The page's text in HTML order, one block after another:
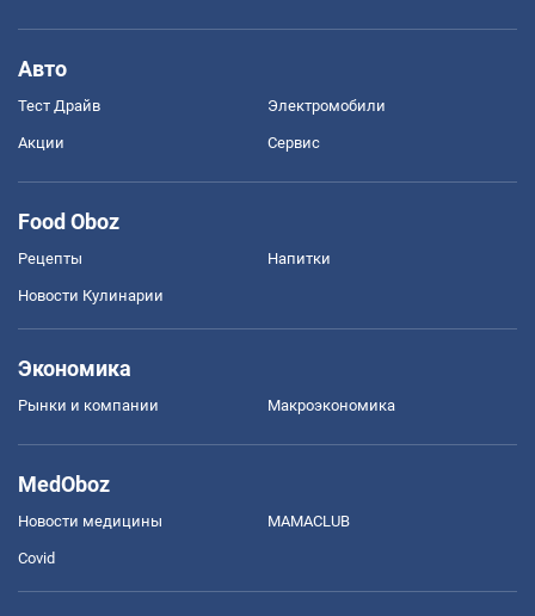
Авто
Тест Драйв Электромобили
Акции Сервис
Food Oboz
Рецепты Напитки
Новости Кулинарии
Экономика
Рынки и компании Mакроэкономика
MedOboz
Новости медицины MAMACLUB
Covid